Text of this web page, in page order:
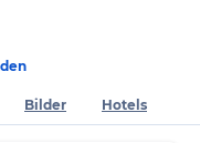
Bilder Hotels